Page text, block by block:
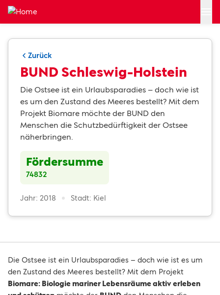
Zum Hauptinhalt springen
Zurück
BUND Schleswig-Holstein
Die Ostsee ist ein Urlaubsparadies – doch wie ist
es um den Zustand des Meeres bestellt? Mit dem
Projekt Biomare möchte der BUND den
Menschen die Schutzbedürftigkeit der Ostsee
näherbringen.
Fördersumme
74832
Jahr: 2018 Stadt: Kiel
Die Ostsee ist ein Urlaubsparadies – doch wie ist es um
den Zustand des Meeres bestellt? Mit dem Projekt
Biomare: Biologie mariner Lebensräume aktiv erleben